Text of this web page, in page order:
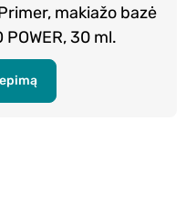
makiažo bazė
30 ml.